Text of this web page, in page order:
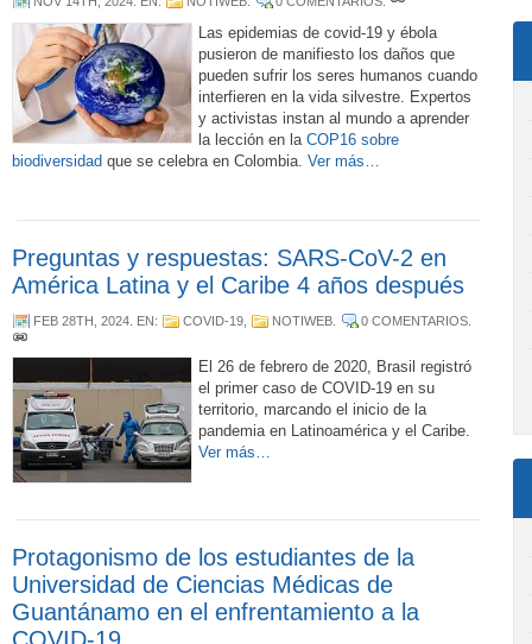
Las epidemias de covid-19 y ébola
pusieron de manifiesto los daños que
pueden sufrir los seres humanos cuando
interfieren en la vida silvestre. Expertos
y activistas instan al mundo a aprender
la lección en la COP16 sobre
biodiversidad que se celebra en Colombia. Ver más…
Preguntas y respuestas: SARS-CoV-2 en
América Latina y el Caribe 4 años después
FEB 28TH, 2024 . EN: COVID-19 NOTIWEB 0 COMENTARIOS
El 26 de febrero de 2020, Brasil registró
el primer caso de COVID-19 en su
territorio, marcando el inicio de la
pandemia en Latinoamérica y el Caribe.
Ver más…
Protagonismo de los estudiantes de la
Universidad de Ciencias Médicas de
Guantánamo en el enfrentamiento a la